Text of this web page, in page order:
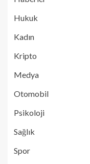
Hukuk
Kadın
Kripto
Medya
Otomobil
Psikoloji
Sağlık
Spor